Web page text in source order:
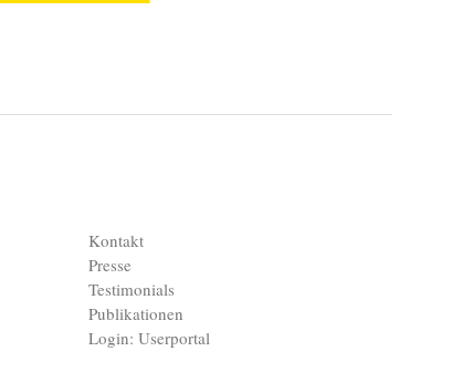
Kontakt
Presse
Testimonials
Publikationen
Login: Userportal